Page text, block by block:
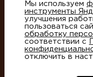
Этот сайт защищен
Мы используем
инструменты
улучшения
пользоваться
обработку
соответствии с
отключить в